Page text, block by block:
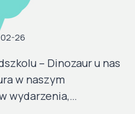
26
– Dinozaur u nas
w naszym
wydarzenia,…